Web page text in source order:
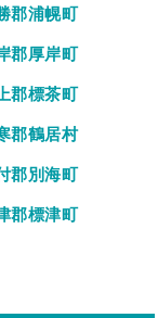
郡浦幌町
郡厚岸町
郡標茶町
郡鶴居村
郡別海町
郡標津町